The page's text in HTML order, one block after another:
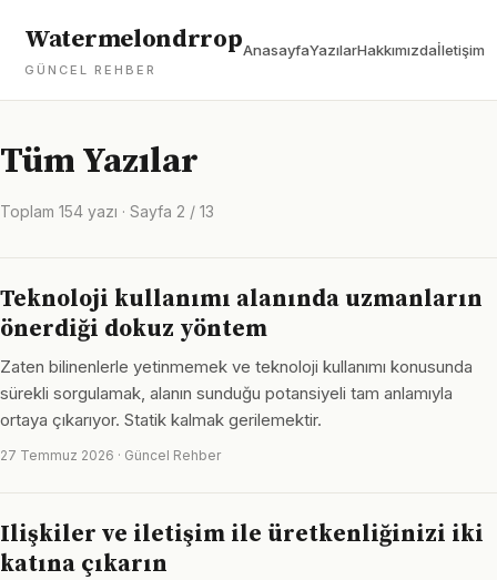
Watermelondrrop
GÜNCEL REHBER
AnasayfaYazılarHakkımızdaİletişim
Tüm Yazılar
Toplam 154 yazı · Sayfa 2 / 13
Teknoloji kullanımı alanında uzmanların
önerdiği dokuz yöntem
Zaten bilinenlerle yetinmemek ve teknoloji kullanımı konusunda
sürekli sorgulamak, alanın sunduğu potansiyeli tam anlamıyla
ortaya çıkarıyor. Statik kalmak gerilemektir.
27 Temmuz 2026 · Güncel Rehber
Ilişkiler ve iletişim ile üretkenliğinizi iki
katına çıkarın